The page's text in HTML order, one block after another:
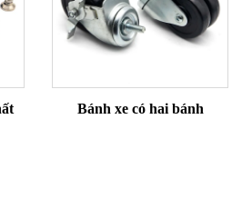
Bánh xe có hai bánh